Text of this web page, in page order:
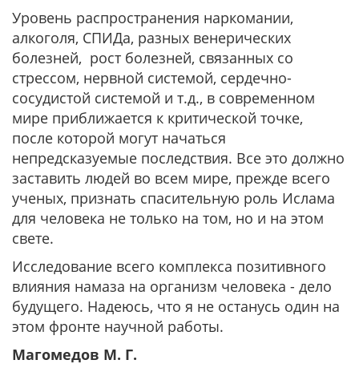
Уровень распространения наркомании,
алкоголя, СПИДа, разных венерических
болезней, рост болезней, связанных со
стрессом, нервной системой, сердечно-
сосудистой системой и т.д., в современном
мире приближается к критической точке,
после которой могут начаться
непредсказуемые последствия. Все это должно
заставить людей во всем мире, прежде всего
ученых, признать спасительную роль Ислама
для человека не только на том, но и на этом
свете.
Исследование всего комплекса позитивного
влияния намаза на организм человека - дело
будущего. Надеюсь, что я не останусь один на
этом фронте научной работы.
Магомедов М. Г.